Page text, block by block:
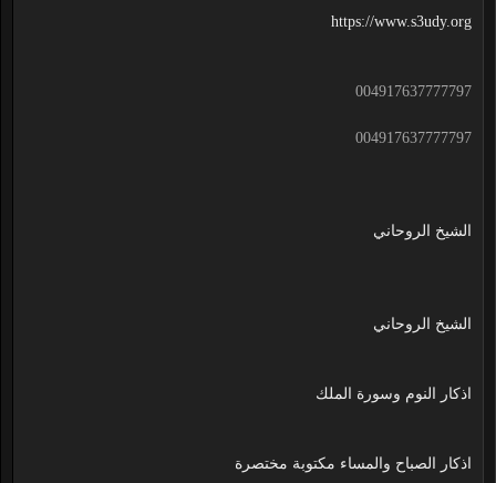
https://www.s3udy.org
004917637777797
004917637777797
الشيخ الروحاني
الشيخ الروحاني
اذكار النوم وسورة الملك
اذكار الصباح والمساء مكتوبة مختصرة